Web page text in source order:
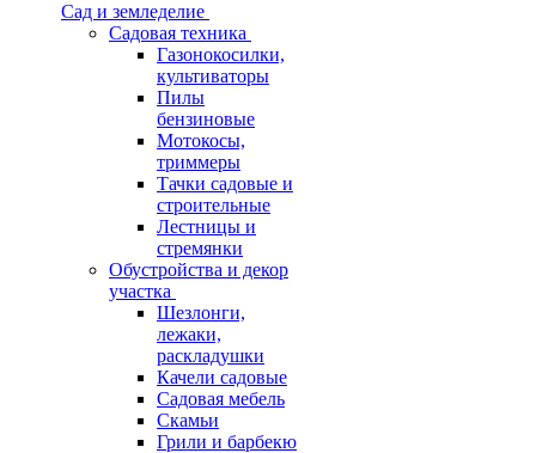
Сад и земледелие
Садовая техника
Газонокосилки,
культиваторы
Пилы
бензиновые
Мотокосы,
триммеры
Тачки садовые и
строительные
Лестницы и
стремянки
Обустройства и декор
участка
Шезлонги,
лежаки,
раскладушки
Качели садовые
Садовая мебель
Скамьи
Грили и барбекю